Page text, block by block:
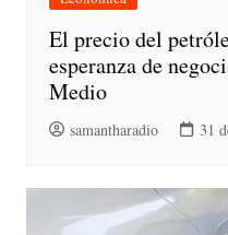
El precio del
esperanza de
Medio
samantharadio 31